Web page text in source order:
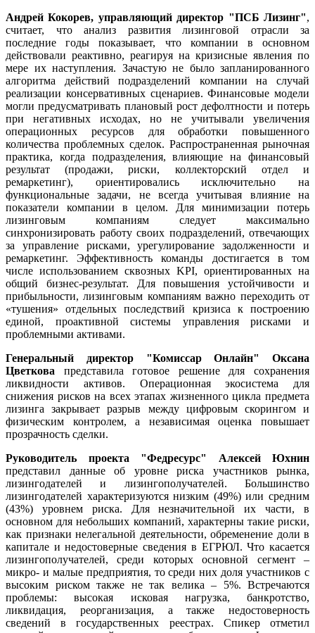
Андрей Кокорев, управляющий директор "ПСБ Лизинг",
считает, что анализ развития лизинговой отрасли за
последние годы показывает, что компании в основном
действовали реактивно, реагируя на кризисные явления по
мере их наступления. Зачастую не было запланированного
алгоритма действий подразделений компании на случай
реализации консервативных сценариев. Финансовые модели
могли предусматривать плановый рост дефолтности и потерь
при негативных исходах, но не учитывали увеличения
операционных ресурсов для обработки повышенного
количества проблемных сделок. Распространенная рыночная
практика, когда подразделения, влияющие на финансовый
результат (продажи, риски, коллекторский отдел и
ремаркетинг), ориентировались исключительно на
функциональные задачи, не всегда учитывая влияние на
показатели компании в целом. Для минимизации потерь
лизинговым компаниям следует максимально
синхронизировать работу своих подразделений, отвечающих
за управление рисками, урегулирование задолженности и
ремаркетинг. Эффективность команды достигается в том
числе использованием сквозных KPI, ориентированных на
общий бизнес-результат. Для повышения устойчивости и
прибыльности, лизинговым компаниям важно переходить от
«тушения» отдельных последствий кризиса к построению
единой, проактивной системы управления рисками и
проблемными активами.
Генеральный директор "Комиссар Онлайн"
Оксана
Цветкова представила готовое решение для сохранения
ликвидности активов. Операционная экосистема для
снижения рисков на всех этапах жизненного цикла предмета
лизинга закрывает разрыв между цифровым скорингом и
физическим контролем, а независимая оценка повышает
прозрачность сделки.
Руководитель проекта "Федресурс"
Алексей Юхнин
представил данные об уровне риска участников рынка,
лизингодателей и лизингополучателей. Большинство
лизингодателей характеризуются низким (49%) или средним
(43%) уровнем риска. Для незначительной их части, в
основном для небольших компаний, характерны такие риски,
как признаки нелегальной деятельности, обременение доли в
капитале и недостоверные сведения в ЕГРЮЛ. Что касается
лизингополучателей, среди которых основной сегмент –
микро- и малые предприятия, то среди них доля участников с
высоким риском также не так велика – 5%. Встречаются
проблемы: высокая исковая нагрузка, банкротство,
ликвидация, реорганизация, а также недостоверность
сведений в государственных реестрах. Спикер отметил